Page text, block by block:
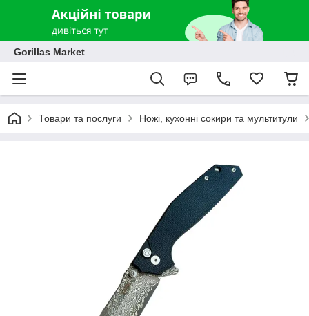
Gorillas Market
Товари та послуги Ножі, кухонні сокири та мультитули